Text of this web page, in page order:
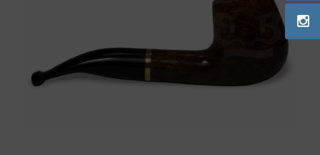
Limpadores para Cachimbo
Bolsas para Cachimbo
Cinzeiros